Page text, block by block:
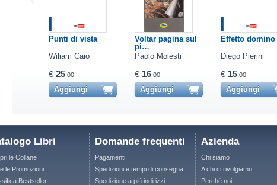
Punti di vista
Wiliam Caio
€ 25,00
Aggiungi
Voltar pagina sul
pi…
Paolo Molesti
€ 16,00
Aggiungi
Effetto domino
Diego Pierini
€ 15,00
Aggiungi
Libri
le Collane
le Promozioni
Bestseller
Domande frequenti
Pagamenti
Spedizioni e tempi di consegna
Spedizione a più indirizzi
Azienda
Chi siamo
A chi ci rivolgiamo
Perché noi